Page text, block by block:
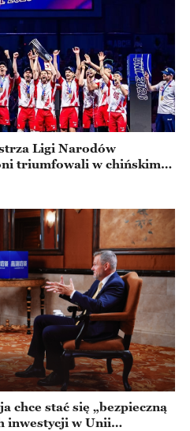
Ligi Narodów
triumfowali w chińskim
chce stać się „bezpieczną
inwestycji w Unii